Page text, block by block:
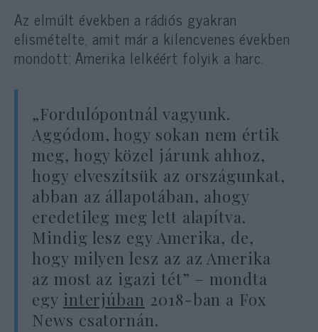
Az elmúlt években a rádiós gyakran
elismételte, amit már a kilencvenes években
mondott: Amerika lelkéért folyik a harc.
„Fordulópontnál vagyunk.
Aggódom, hogy sokan nem értik
meg, hogy közel járunk ahhoz,
hogy elveszítsük az országunkat,
abban az állapotában, ahogy
eredetileg meg lett alapítva.
Mindig lesz egy Amerika, de,
hogy milyen lesz az az Amerika
az most az igazi tét” – mondta
egy interjúban 2018-ban a Fox
News csatornán.